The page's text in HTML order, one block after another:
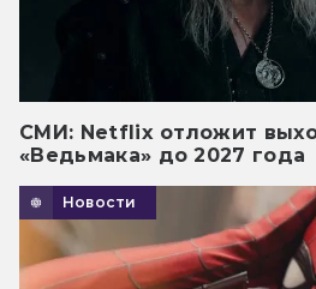
СМИ: Netflix отложит
«Ведьмака» до 2027 года
Новости